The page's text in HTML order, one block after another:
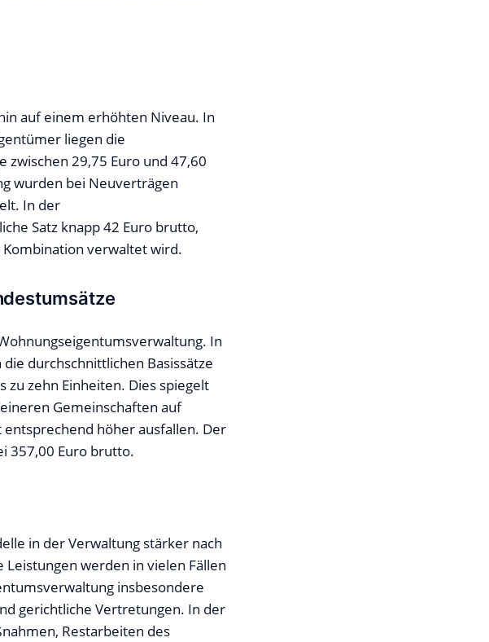
auf einem erhöhten Niveau. In
liegen die
zwischen 29,75 Euro und 47,60
wurden bei Neuverträgen
In der
Satz knapp 42 Euro brutto,
verwaltet wird.
In
durchschnittlichen Basissätze
zehn Einheiten. Dies spiegelt
Gemeinschaften auf
höher ausfallen. Der
357,00 Euro brutto.
in der Verwaltung stärker nach
werden in vielen Fällen
insbesondere
gerichtliche Vertretungen. In der
Restarbeiten des